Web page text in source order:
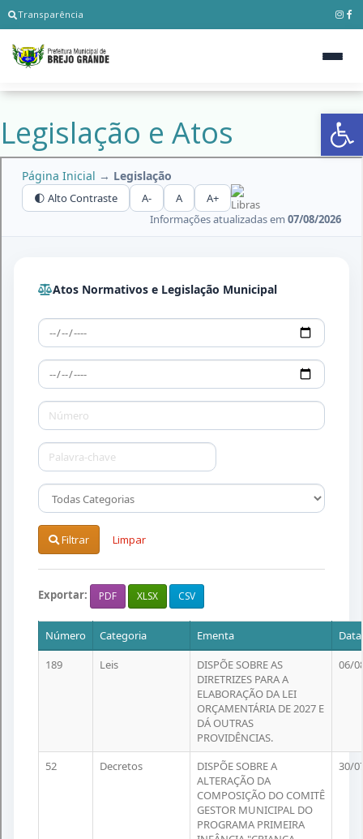
Transparência
Legislação e Atos